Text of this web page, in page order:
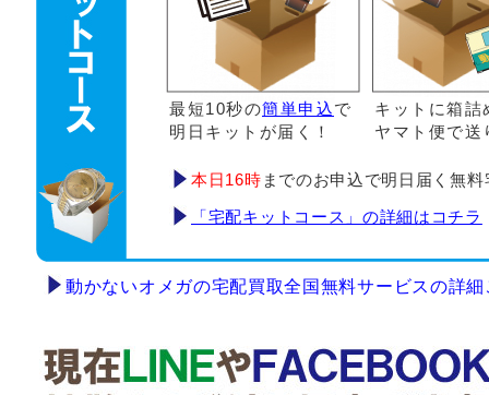
最短10秒の簡単申込で
明日キットが届く！
キットに箱詰
ヤマト便で送
本日16時 までのお申込で明日届く無
「宅配キットコース」の詳細はコチラ
動かないオメガの宅配買取全国無料サービスの詳